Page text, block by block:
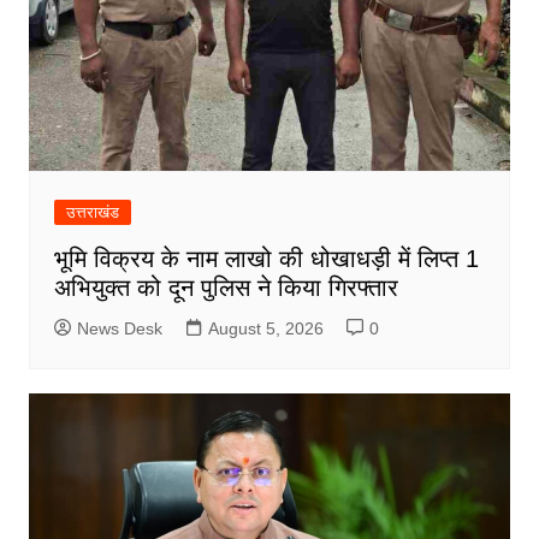
उत्तराखंड
भूमि विक्रय के नाम लाखो की धोखाधड़ी में लिप्त 1
अभियुक्त को दून पुलिस ने किया गिरफ्तार
News Desk August 5, 2026 0